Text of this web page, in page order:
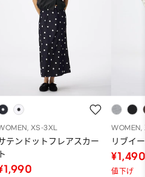
XS-3XL
テンドットフレアスカー
ト
WOMEN,
リブイ
値下げ